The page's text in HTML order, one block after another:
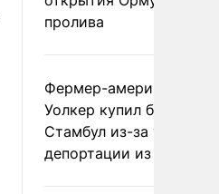
пролива
Фермер-американец
Уолкер купил билет в
Стамбул из-за угрозы
депортации из России